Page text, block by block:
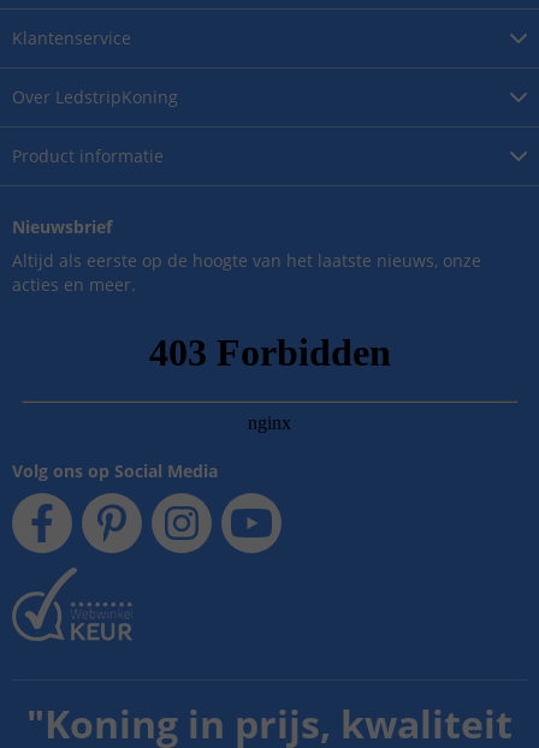
Over LedstripKoning
Product informatie
Klantenservice
Nieuwsbrief
Altijd als eerste op de hoogte van het laatste nieuws, onze
acties en meer.
Volg ons op Social Media
"Koning in prijs, kwaliteit